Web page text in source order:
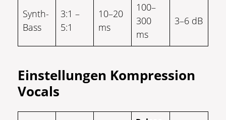
Synth-
Bass
3:1 –
5:1
10–20
ms
100–
300
ms
3–6 dB
Einstellungen Kompression
Vocals